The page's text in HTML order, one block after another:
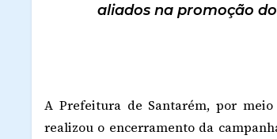
aliados na promoção
A Prefeitura de Santarém, por
realizou o encerramento da